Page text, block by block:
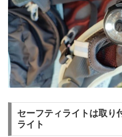
セーフティライトは取り
ライト